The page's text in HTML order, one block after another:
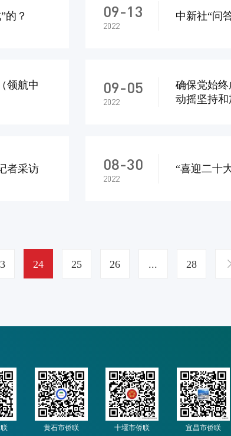
的？ 09-13
2022
中新社“问
领航中
09-05
2022
确保党始
动摇坚持
者采访 08-30
2022
“喜迎二十
24 25 26 ... 28
黄石市侨联 十堰市侨联 宜昌市侨联